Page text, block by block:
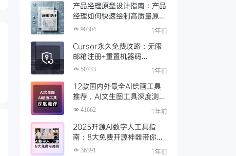
产品经理原型设计指南：产品
经理如何快速绘制高质量原
型？（附步骤与资源）
90304 1年前
Cursor永久免费攻略：无限
邮箱注册+重置机器码
+Cursor试用期重置工具实现
50733 1年前
12款国内外最全AI绘画工具
推荐，AI文生图工具深度测评
与场景化对比
41662 1年前
2025开源AI数字人工具指
南：8大免费开源神器带你免
费解锁可商用的AI数字人
36391 1年前